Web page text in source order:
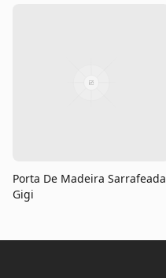
Porta De Madeira Sarrafeada
Gigi